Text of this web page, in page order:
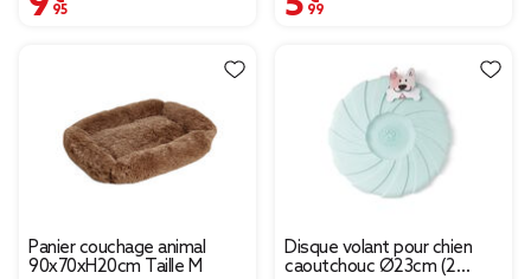
Panier couchage animal
90x70xH20cm Taille M
Disque volant pour chien
caoutchouc Ø23cm (2